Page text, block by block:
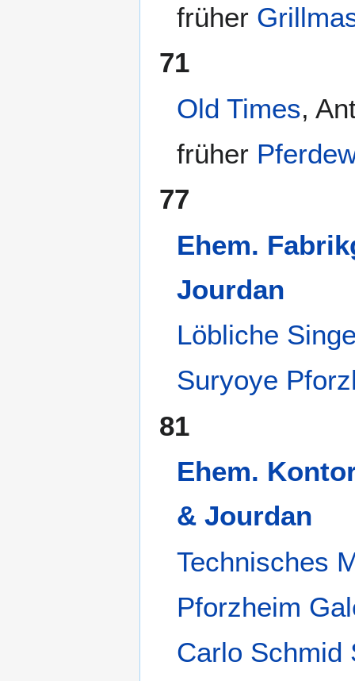
früher
71
Old Times,
früher
77
Ehem.
Jourdan
Löbliche
Suryoye
81
Ehem.
& Jourdan
Technisches
Pforzheim
Carlo Schmid